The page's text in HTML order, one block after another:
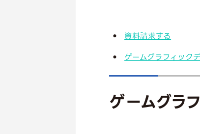
資料請求する
ゲームグラフィック
ゲームグラ